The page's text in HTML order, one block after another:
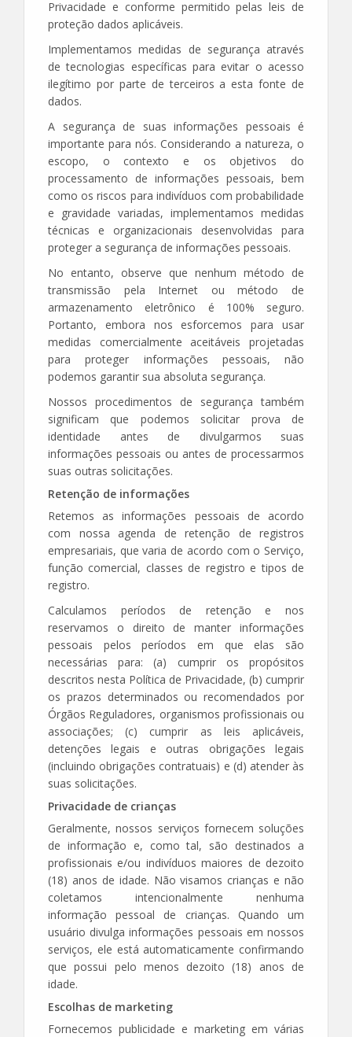
Privacidade e conforme permitido pelas leis de
proteção dados aplicáveis.
Implementamos medidas de segurança através
de tecnologias específicas para evitar o acesso
ilegítimo por parte de terceiros a esta fonte de
dados.
A segurança de suas informações pessoais é
importante para nós. Considerando a natureza, o
escopo, o contexto e os objetivos do
processamento de informações pessoais, bem
como os riscos para indivíduos com probabilidade
e gravidade variadas, implementamos medidas
técnicas e organizacionais desenvolvidas para
proteger a segurança de informações pessoais.
No entanto, observe que nenhum método de
transmissão pela Internet ou método de
armazenamento eletrônico é 100% seguro.
Portanto, embora nos esforcemos para usar
medidas comercialmente aceitáveis projetadas
para proteger informações pessoais, não
podemos garantir sua absoluta segurança.
Nossos procedimentos de segurança também
significam que podemos solicitar prova de
identidade antes de divulgarmos suas
informações pessoais ou antes de processarmos
suas outras solicitações.
Retenção de informações
Retemos as informações pessoais de acordo
com nossa agenda de retenção de registros
empresariais, que varia de acordo com o Serviço,
função comercial, classes de registro e tipos de
registro.
Calculamos períodos de retenção e nos
reservamos o direito de manter informações
pessoais pelos períodos em que elas são
necessárias para: (a) cumprir os propósitos
descritos nesta Política de Privacidade, (b) cumprir
os prazos determinados ou recomendados por
Órgãos Reguladores, organismos profissionais ou
associações; (c) cumprir as leis aplicáveis,
detenções legais e outras obrigações legais
(incluindo obrigações contratuais) e (d) atender às
suas solicitações.
Privacidade de crianças
Geralmente, nossos serviços fornecem soluções
de informação e, como tal, são destinados a
profissionais e/ou indivíduos maiores de dezoito
(18) anos de idade. Não visamos crianças e não
coletamos intencionalmente nenhuma
informação pessoal de crianças. Quando um
usuário divulga informações pessoais em nossos
serviços, ele está automaticamente confirmando
que possui pelo menos dezoito (18) anos de
idade.
Escolhas de marketing
Fornecemos publicidade e marketing em várias